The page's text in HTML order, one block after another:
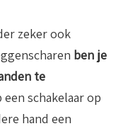
zeker ook
ben je
te
schakelaar op
hand een